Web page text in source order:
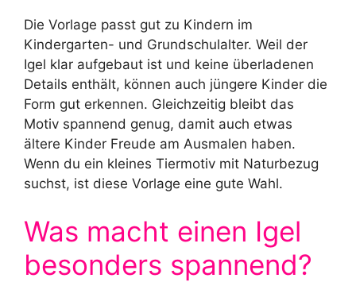
Die Vorlage passt gut zu Kindern im
Kindergarten- und Grundschulalter. Weil der
Igel klar aufgebaut ist und keine überladenen
Details enthält, können auch jüngere Kinder die
Form gut erkennen. Gleichzeitig bleibt das
Motiv spannend genug, damit auch etwas
ältere Kinder Freude am Ausmalen haben.
Wenn du ein kleines Tiermotiv mit Naturbezug
suchst, ist diese Vorlage eine gute Wahl.
Was macht einen Igel
besonders spannend?